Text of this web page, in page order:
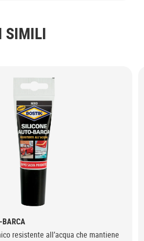
SIMILI
BARCA
resistente all’acqua che mantiene